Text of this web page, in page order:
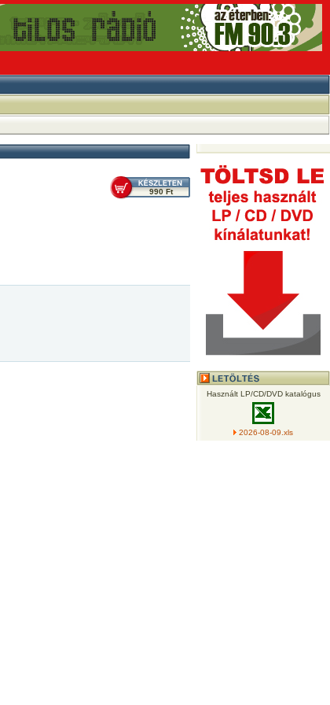
990 Ft
Használt LP/CD/DVD katalógus
2026-08-09.xls